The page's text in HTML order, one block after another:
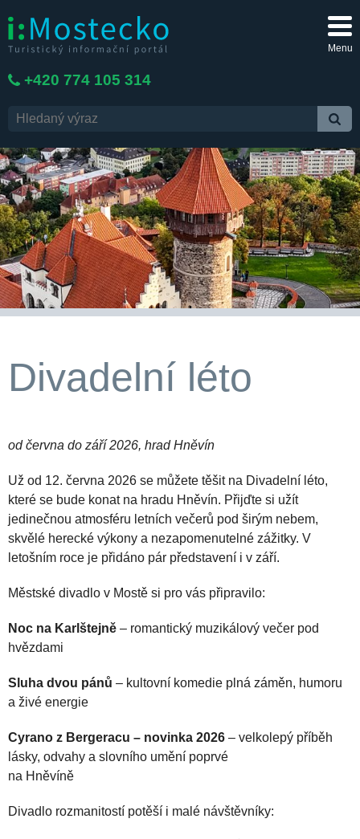
Menu
+420 774 105 314
Divadelní léto
od června do září 2026, hrad Hněvín
Už od 12. června 2026 se můžete těšit na Divadelní léto,
které se bude konat na hradu Hněvín. Přijďte si užít
jedinečnou atmosféru letních večerů pod širým nebem,
skvělé herecké výkony a nezapomenutelné zážitky. V
letošním roce je přidáno pár představení i v září.
Městské divadlo v Mostě si pro vás připravilo:
Noc na Karlštejně – romantický muzikálový večer pod
hvězdami
Sluha dvou pánů – kultovní komedie plná záměn, humoru
a živé energie
Cyrano z Bergeracu – novinka 2026 – velkolepý příběh
lásky, odvahy a slovního umění poprvé
na Hněvíně
Divadlo rozmanitostí potěší i malé návštěvníky: